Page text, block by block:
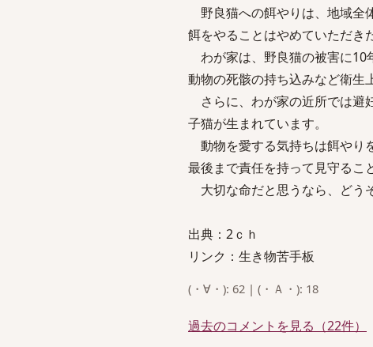
野良猫への餌やりは、地域全
餌をやることはやめていただき
わが家は、野良猫の被害に10
動物の死骸の持ち込みなど衛生
さらに、わが家の近所では避
子猫が生まれています。
動物を愛する気持ちは餌やり
最後まで責任を持って見守るこ
大切な命だと思うなら、どう
出典：2ｃｈ
リンク：生き物苦手板
(・∀・): 62 | (・Ａ・): 18
過去のコメントを見る（22件）